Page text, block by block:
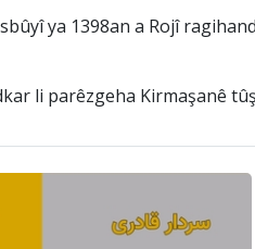
ya 1398an a Rojî
li parêzgeha Kirmaşanê